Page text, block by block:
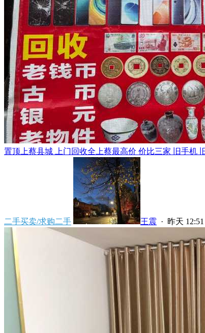
置顶 上蔡县城 上门回收全上蔡最高价 价比三家 旧手机
二手买卖/求购二手 王震 · 昨天 12:51